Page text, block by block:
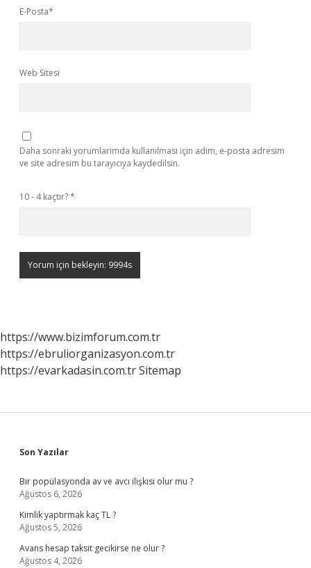
E-Posta*
Web Sitesi
Daha sonraki yorumlarımda kullanılması için adım, e-posta adresim
ve site adresim bu tarayıcıya kaydedilsin.
10 - 4 kaçtır?*
https://www.bizimforum.com.tr
https://ebruliorganizasyon.com.tr
https://evarkadasin.com.trSitemap
Sidebar
Son Yazılar
Bir popülasyonda av ve avcı ilişkisi olur mu ?
Ağustos 6, 2026
Kimlik yaptırmak kaç TL ?
Ağustos 5, 2026
Avans hesap taksit gecikirse ne olur ?
Ağustos 4, 2026